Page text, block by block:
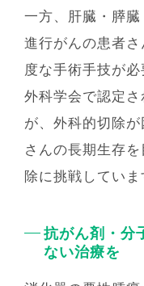
⼀⽅、肝臓・膵
進⾏がんの患者
度な⼿術⼿技が
外科学会で認定
が、外科的切除
さんの⻑期⽣存
除に挑戦していま
抗がん剤・分
ない治療を